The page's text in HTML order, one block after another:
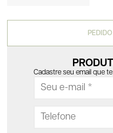
Cadastre seu email que